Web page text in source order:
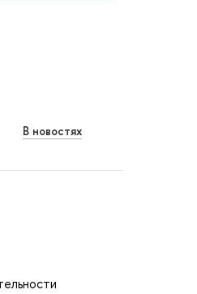
В новостях